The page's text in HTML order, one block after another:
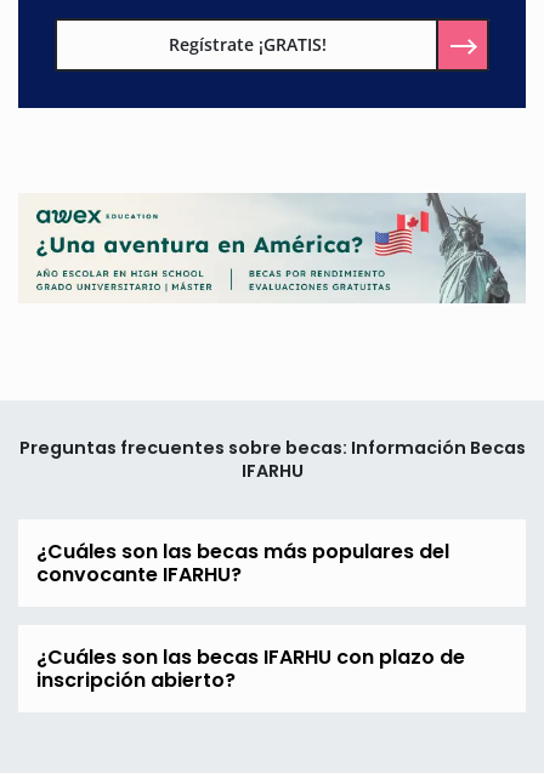
Regístrate ¡GRATIS!
Preguntas frecuentes sobre becas: Información Becas
IFARHU
¿Cuáles son las becas más populares del
convocante IFARHU?
¿Cuáles son las becas IFARHU con plazo de
inscripción abierto?